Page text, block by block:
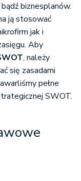
biznesplanów.
ją stosować
jak i
Aby
, należy
się zasadami
pełne
SWOT.